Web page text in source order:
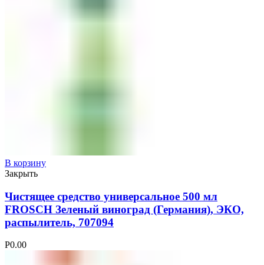
В корзину
Закрыть
Чистящее средство универсальное 500 мл
FROSCH Зеленый виноград (Германия), ЭКО,
распылитель, 707094
Р0.00